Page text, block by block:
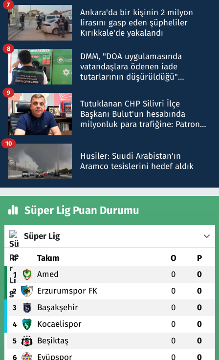
Ankara'da bir kişinin 2 milyon
lirasını gasp eden şüpheliler
Kırıkkale'de yakalandı
7
DMM, "DOA uygulamasında
vatandaşlara ödenen iade
tutarlarının düşürüldüğü"
8
Tutuklanan CHP Silivri İlçe
Başkanı Bulut'un hesabında
milyonluk para trafiğine: Patron
9
Husiler: Suudi Arabistan'ın
Aramco tesislerini hedef aldık
10
Süper Lig Puan Durumu
Süper Lig
# Takım O P
1 Amed 0 0
2 Erzurumspor FK 0 0
3 Başakşehir 0 0
4 Kocaelispor 0 0
5 Beşiktaş 0 0
6 Eyüpspor 0 0